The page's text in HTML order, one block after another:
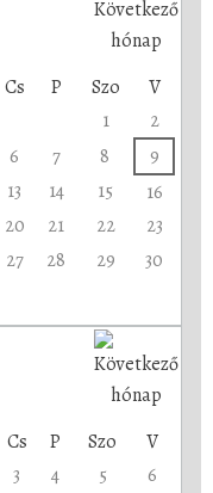
Cs P Szo
V
1
2
6 7 8
9
13 14 15
16
20 21 22
23
27 28 29
30
Cs P Szo
V
3 4 5
6